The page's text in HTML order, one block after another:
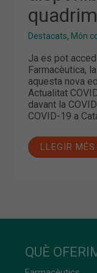
Destacats, Món
Ja es pot
Farmacèutica,
aquesta nova
Actualitat
davant la
COVID-19 a
LLEGIR MÉS
QUÈ